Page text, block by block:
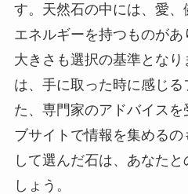
す。天然石の中には、愛
エネルギーを持つものがあ
大きさも選択の基準とな
は、手に取った時に感じる
た、専門家のアドバイス
ブサイトで情報を集めるの
して選んだ石は、あなた
しょう。